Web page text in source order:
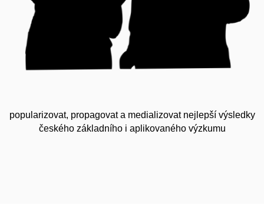
popularizovat, propagovat a medializovat nejlepší výsledky
českého základního i aplikovaného výzkumu